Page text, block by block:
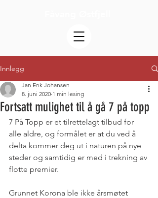
Innlegg
Fortsatt mulighet til å gå 7 på topp
Jan Erik Johansen
8. juni 2020 1 min lesing
7 På Topp er et tilrettelagt tilbud for
alle aldre, og formålet er at du ved å
delta kommer deg ut i naturen på nye
steder og samtidig er med i trekning av
flotte premier.
Grunnet Korona ble ikke årsmøtet